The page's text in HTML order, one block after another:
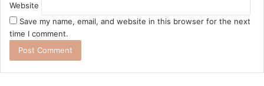
Website
Save my name, email, and website in this browser for the next
time I comment.